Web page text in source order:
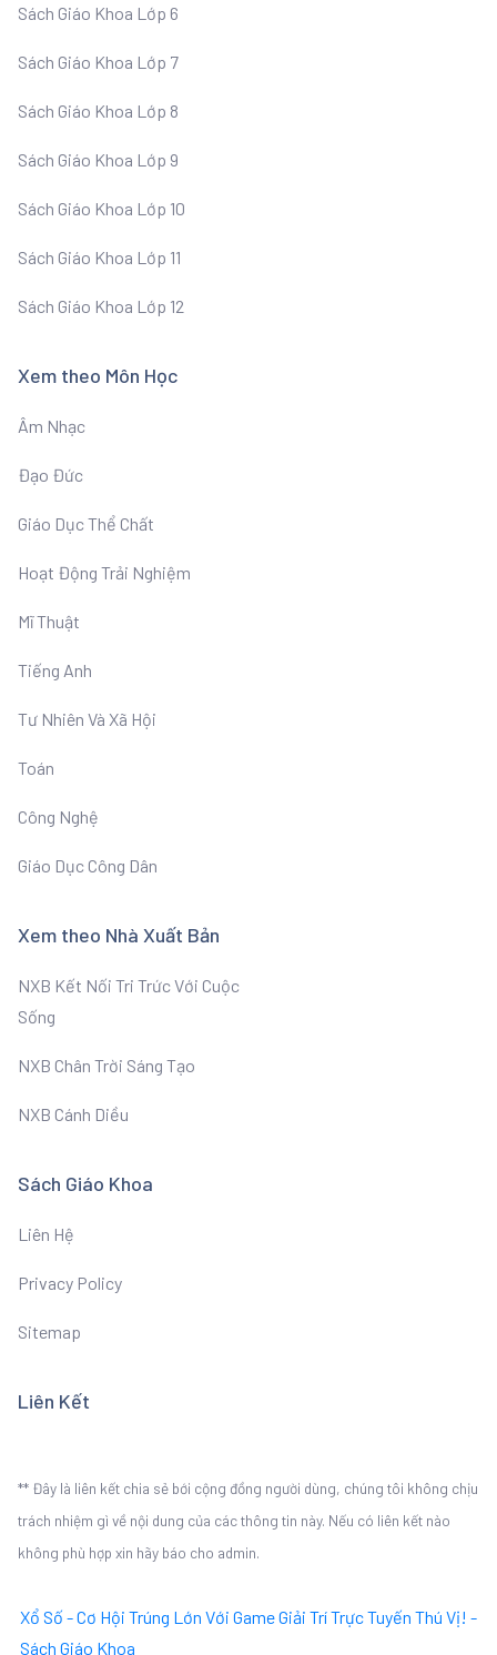
Sách Giáo Khoa Lớp 6
Sách Giáo Khoa Lớp 7
Sách Giáo Khoa Lớp 8
Sách Giáo Khoa Lớp 9
Sách Giáo Khoa Lớp 10
Sách Giáo Khoa Lớp 11
Sách Giáo Khoa Lớp 12
Xem theo Môn Học
Âm Nhạc
Đạo Đức
Giáo Dục Thể Chất
Hoạt Động Trải Nghiệm
Mĩ Thuật
Tiếng Anh
Tư Nhiên Và Xã Hội
Toán
Công Nghệ
Giáo Dục Công Dân
Xem theo Nhà Xuất Bản
NXB Kết Nối Tri Trức Với Cuộc
Sống
NXB Chân Trời Sáng Tạo
NXB Cánh Diều
Sách Giáo Khoa
Liên Hệ
Privacy Policy
Sitemap
Liên Kết
** Đây là liên kết chia sẻ bới cộng đồng người dùng, chúng tôi không chịu
trách nhiệm gì về nội dung của các thông tin này. Nếu có liên kết nào
không phù hợp xin hãy báo cho admin.
Xổ Số - Cơ Hội Trúng Lớn Với Game Giải Trí Trực Tuyến Thú Vị! -
Sách Giáo Khoa